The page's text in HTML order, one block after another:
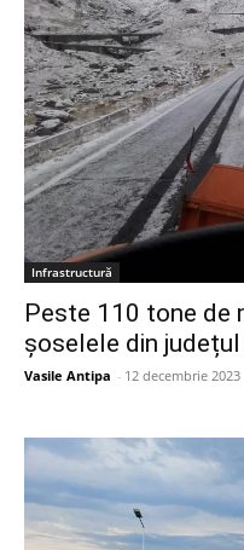
Infrastructură
Peste 110 tone de
șoselele din județul
Vasile Antipa - 12 decembrie 2023